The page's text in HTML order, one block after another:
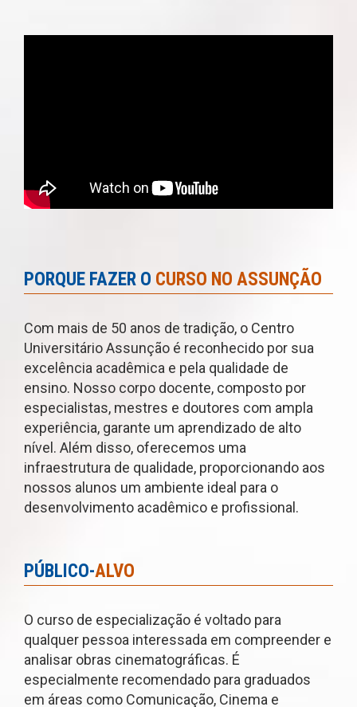
PORQUE FAZER O CURSO NO ASSUNÇÃO
Com mais de 50 anos de tradição, o Centro
Universitário Assunção é reconhecido por sua
excelência acadêmica e pela qualidade de
ensino. Nosso corpo docente, composto por
especialistas, mestres e doutores com ampla
experiência, garante um aprendizado de alto
nível. Além disso, oferecemos uma
infraestrutura de qualidade, proporcionando aos
nossos alunos um ambiente ideal para o
desenvolvimento acadêmico e profissional.
PÚBLICO-ALVO
O curso de especialização é voltado para
qualquer pessoa interessada em compreender e
analisar obras cinematográficas. É
especialmente recomendado para graduados
em áreas como Comunicação, Cinema e